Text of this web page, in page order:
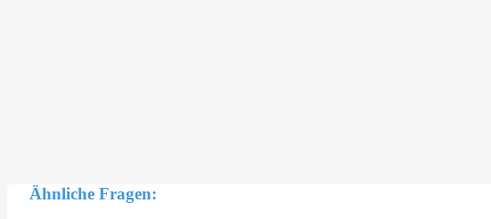
Ähnliche Fragen: